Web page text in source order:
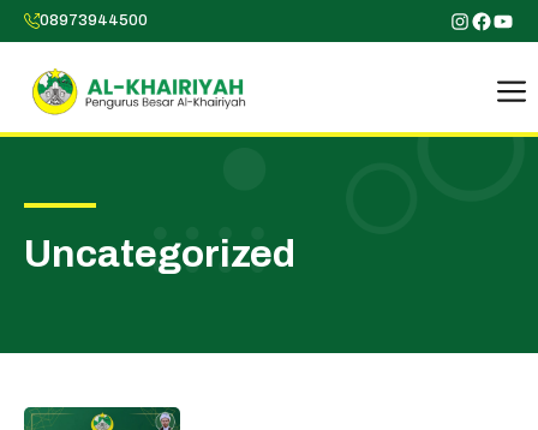
Skip
to
content
08973944500
Uncategorized